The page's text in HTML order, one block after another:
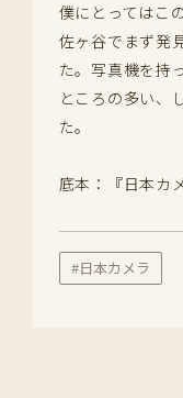
僕にとってはこ
佐ヶ谷でまず発
た。写真機を持
ところの多い、
た。
底本：『日本カ
#日本カメラ